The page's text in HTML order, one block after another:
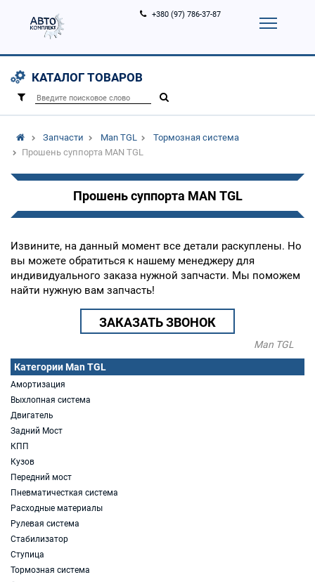
0)
Услуги
+380 (97) 786-37-87
КАТАЛОГ ТОВАРОВ
Запчасти Man TGL
Тормозная система
Прошень суппорта MAN TGL
Прошень суппорта MAN TGL
Категории Man TGL
Амортизация
Выхлопная система
Двигатель
Задний Мост
КПП
Кузов
Передний мост
Пневматичесткая система
Расходные материалы
Рулевая система
Стабилизатор
Ступица
Тормозная система
Извините, на данный момент все детали раскуплены. Но
вы можете обратиться к нашему менеджеру для
индивидуального заказа нужной запчасти. Мы поможем
найти нужную вам запчасть!
ЗАКАЗАТЬ ЗВОНОК
Man TGL